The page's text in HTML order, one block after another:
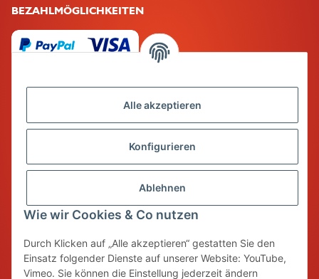
Alle akzeptieren
Konfigurieren
Ablehnen
Wie wir Cookies & Co nutzen
Durch Klicken auf „Alle akzeptieren“ gestatten Sie den
Einsatz folgender Dienste auf unserer Website: YouTube,
Vimeo. Sie können die Einstellung jederzeit ändern
BEZAHLMÖGLICHKEITEN
Unser Qualitätsversprechen
Spiel & Spaß bedeutet für uns auch eine sorgfältige Auswahl an
Produkten, die nachhaltig und unbedenklich hergestellt werden und
eine lange Haltbarkeit besitzen. So werden nicht nur Ressourcen bei